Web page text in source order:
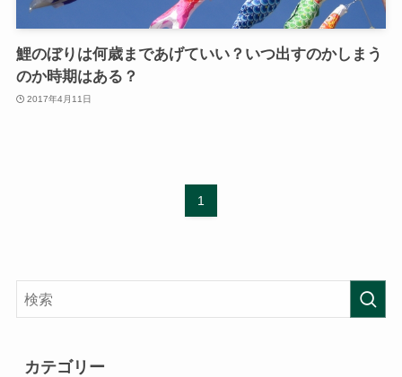
鯉のぼりは何歳まであげていい？いつ出すのかしまう
のか時期はある？
2017年4月11日
1
カテゴリー